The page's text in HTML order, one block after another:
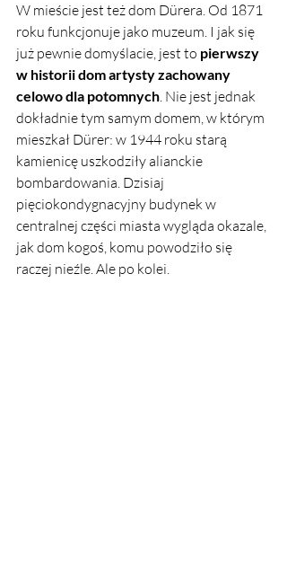
W mieście jest też dom Dürera. Od 1871
roku funkcjonuje jako muzeum. I jak się
już pewnie domyślacie, jest to pierwszy
w historii dom artysty zachowany
celowo dla potomnych. Nie jest jednak
dokładnie tym samym domem, w którym
mieszkał Dürer: w 1944 roku starą
kamienicę uszkodziły alianckie
bombardowania. Dzisiaj
pięciokondygnacyjny budynek w
centralnej części miasta wygląda okazale,
jak dom kogoś, komu powodziło się
raczej nieźle. Ale po kolei.